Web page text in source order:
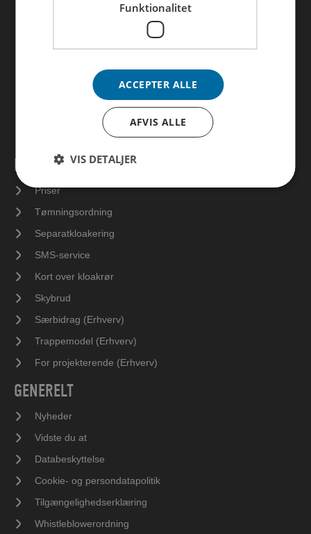
Flytteguiden
Tilmeld betalingsservice
Tilmeld e-boks
Tilmeld mailservice
Anmeld vandspild
DIT SPILDEVAND
Priser
Tømningsordning
Separatkloakering
SMS-service
Kort over kloakrør
Skybrud
Særbidrag (Erhverv)
Trappemodel (Erhverv)
For projekterende (Erhverv)
GENERELT
Nyheder
Vidste du at
Databeskyttelse
Cookie- og persondatapolitik
Tilgængelighedserklæring
Whistleblowerordning
Funktionalitet
ACCEPTER ALLE
AFVIS ALLE
VIS DETALJER